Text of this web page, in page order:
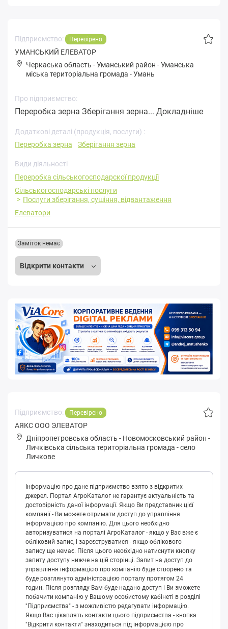
Підприємство: Перевірено
УМАНСЬКИЙ ЕЛЕВАТОР
Черкаська область -Уманський район -Умaнськa
міська територіальна громада -Умань
Про підприємство:
Переробка зерна Зберігання зерна... Докладніше
Додаткові деталі (продукція, послуги) :
Переробка зерна
Зберігання зерна
Види діяльності
Переробка cільськогосподарскої продукції
Сільськогосподарські послуги
Послуги зберігання, сушіння, відвантаження
Елеватори
Відкрити контакти
Заміток немає
Підприємство: Перевірено
АЯКС ООО ЭЛЕВАТОР
Дніпропетровська область - Новомосковський район -
Личківськa сільська територіальна громада -село
Личкове
Інформацію про дане підприємство взято з відкритих
джерел. Портал АгроКаталог не гарантує актуальність та
достовірність даної інформації. Якщо Ви представник цієї
компанії - Ви можете отримати доступ до управління
інформацією про компанію. Для цього необхідно
авторизуватися на порталі АгроКаталог - якщо у Вас вже є
обліковий запис, і зареєструватися - якщо облікового
запису ще немає. Після цього необхідно натиснути кнопку
запиту доступу нижче на цій сторінці. Запит на доступ до
управління інформацією про компанію буде створено та
буде розглянуто адміністрацією порталу протягом 24
годин. Після розгляду Вам буде надано доступ і Ви зможете
побачити компанію у Вашому особистому кабінеті в розділі
"Підприємства" - з можливістю редагувати інформацію.
Якщо Вас цікавлять контакти цього підприємства - кнопка
"Відкрити контакти" знаходиться під інформацією про